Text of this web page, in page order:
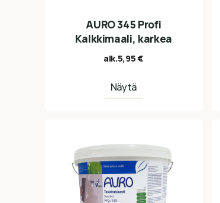
AURO 345 Profi
Kalkkimaali, karkea
alk.5,95€
Näytä